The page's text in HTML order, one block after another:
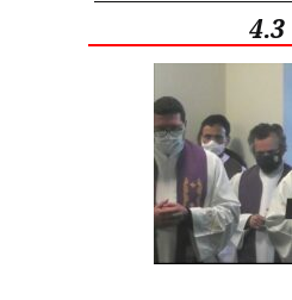
4.3